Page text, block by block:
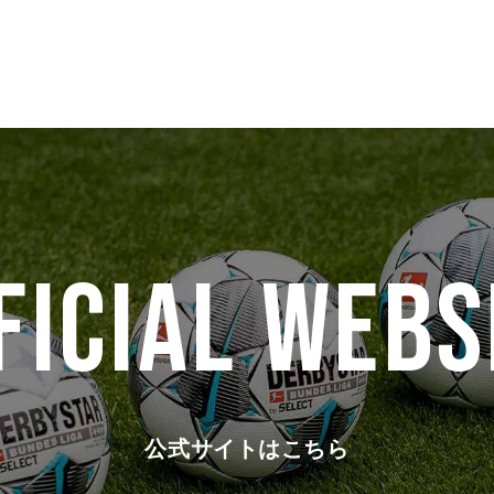
公式サイトはこちら